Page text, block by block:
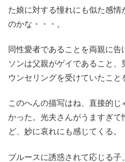
た娘に対する憧れにも似た感情
のかな・・・。
同性愛者であることを両親に告
ソンは父親がゲイであること、
ウンセリングを受けていたこと
このへんの描写はね、直接的
かった。光夫さんがうますぎて
ど、妙に哀れにも感じてくる。
ブルースに誘惑されて応じる